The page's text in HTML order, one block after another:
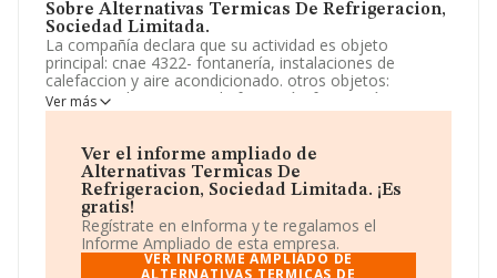
Sobre Alternativas Termicas De Refrigeracion,
Sociedad Limitada.
La compañía declara que su actividad es objeto
principal: cnae 4322- fontanería, instalaciones de
calefaccion y aire acondicionado. otros objetos:
comercio al por mayor de ferretería, fontanería y
calefaccion. La sociedad está inscrita en el Registro
corresponde a 4322 con código 'Fontanería,
instalaciones de sistemas de calefacción y aire
acondicionado'. La empresa no tiene actividad en
mercados exteriores.
El número de empleados ha bajado un 50% y teniendo
en cuenta la información a disposición de INFORMA, ha
Ver más
Ver el informe ampliado de
Alternativas Termicas De
Refrigeracion, Sociedad Limitada. ¡Es
gratis!
Regístrate en eInforma y te regalamos el
Informe Ampliado de esta empresa.
VER INFORME AMPLIADO DE
ALTERNATIVAS TERMICAS DE